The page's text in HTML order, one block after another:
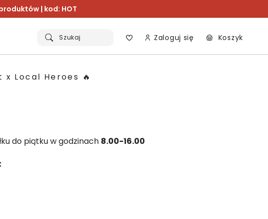
| kod: HOT
Szukaj Zaloguj się Koszyk
x Local Heroes 🔥
do piątku w godzinach 8.00-16.00